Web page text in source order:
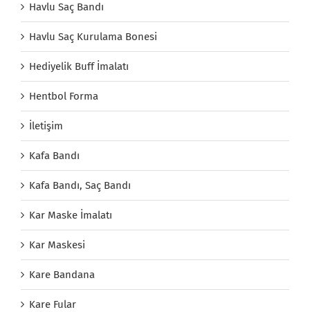
Havlu Saç Bandı
Havlu Saç Kurulama Bonesi
Hediyelik Buff İmalatı
Hentbol Forma
İletişim
Kafa Bandı
Kafa Bandı, Saç Bandı
Kar Maske İmalatı
Kar Maskesi
Kare Bandana
Kare Fular